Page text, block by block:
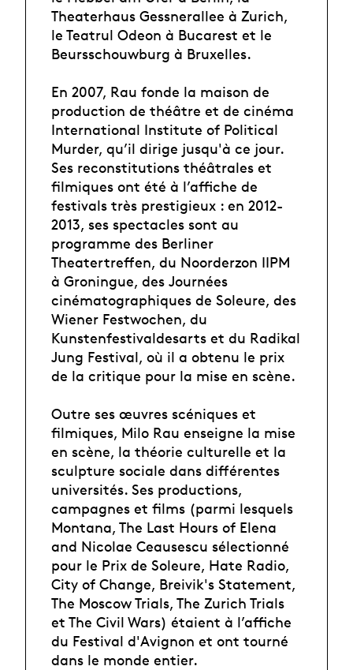
Theaterhaus Gessnerallee à Zurich,
le Teatrul Odeon à Bucarest et le
Beursschouwburg à Bruxelles.
En 2007, Rau fonde la maison de
production de théâtre et de cinéma
International Institute of Political
Murder, qu’il dirige jusqu'à ce jour.
Ses reconstitutions théâtrales et
filmiques ont été à l’affiche de
festivals très prestigieux : en 2012-
2013, ses spectacles sont au
programme des Berliner
Theatertreffen, du Noorderzon IIPM
à Groningue, des Journées
cinématographiques de Soleure, des
Wiener Festwochen, du
Kunstenfestivaldesarts et du Radikal
Jung Festival, où il a obtenu le prix
de la critique pour la mise en scène.
Outre ses œuvres scéniques et
filmiques, Milo Rau enseigne la mise
en scène, la théorie culturelle et la
sculpture sociale dans différentes
universités. Ses productions,
campagnes et films (parmi lesquels
Montana, The Last Hours of Elena
and Nicolae Ceausescu sélectionné
pour le Prix de Soleure, Hate Radio,
City of Change, Breivik's Statement,
The Moscow Trials, The Zurich Trials
et The Civil Wars) étaient à l’affiche
du Festival d'Avignon et ont tourné
dans le monde entier.